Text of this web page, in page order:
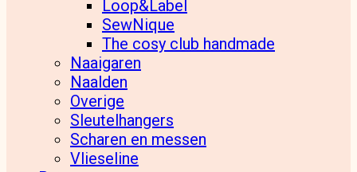
Loop&Label
SewNique
The cosy club handmade
Naaigaren
Naalden
Overige
Sleutelhangers
Scharen en messen
Vlieseline